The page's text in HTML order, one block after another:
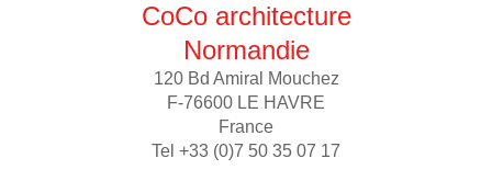
CoCo architecture
Normandie
120 Bd Amiral Mouchez
F-76600 LE HAVRE
France
Tel +33 (0)7 50 35 07 17